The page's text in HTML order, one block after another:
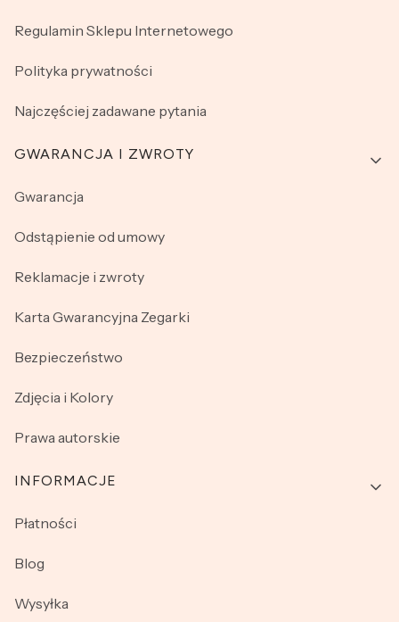
Regulamin Sklepu Internetowego
Polityka prywatności
Najczęściej zadawane pytania
GWARANCJA I ZWROTY
Gwarancja
Odstąpienie od umowy
Reklamacje i zwroty
Karta Gwarancyjna Zegarki
Bezpieczeństwo
Zdjęcia i Kolory
Prawa autorskie
INFORMACJE
Płatności
Blog
Wysyłka